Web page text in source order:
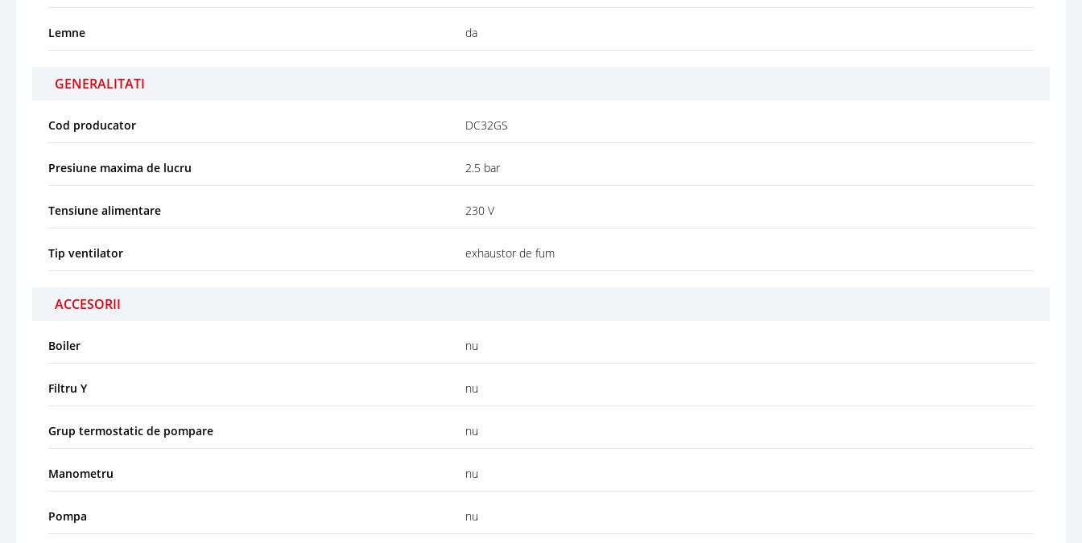
Lemne da
GENERALITATI
Cod producator DC32GS
Presiune maxima de lucru 2.5 bar
Tensiune alimentare 230 V
Tip ventilator exhaustor de fum
ACCESORII
Boiler nu
Filtru Y nu
Grup termostatic de pompare nu
Manometru nu
Pompa nu